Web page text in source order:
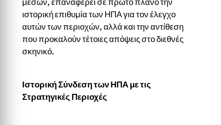
ιστορική επιθυμία των ΗΠΑ για τον έλεγχο
αυτών των περιοχών, αλλά και την αντίθεση
που προκαλούν τέτοιες απόψεις στο διεθνές
σκηνικό.
Ιστορική Σύνδεση των ΗΠΑ με τις
Στρατηγικές Περιοχές